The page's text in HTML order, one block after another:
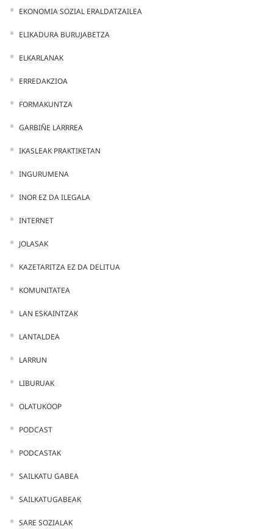
EKONOMIA SOZIAL ERALDATZAILEA
ELIKADURA BURUJABETZA
ELKARLANAK
ERREDAKZIOA
FORMAKUNTZA
GARBIÑE LARRREA
IKASLEAK PRAKTIKETAN
INGURUMENA
INOR EZ DA ILEGALA
INTERNET
JOLASAK
KAZETARITZA EZ DA DELITUA
KOMUNITATEA
LAN ESKAINTZAK
LANTALDEA
LARRUN
LIBURUAK
OLATUKOOP
PODCAST
PODCASTAK
SAILKATU GABEA
SAILKATUGABEAK
SARE SOZIALAK